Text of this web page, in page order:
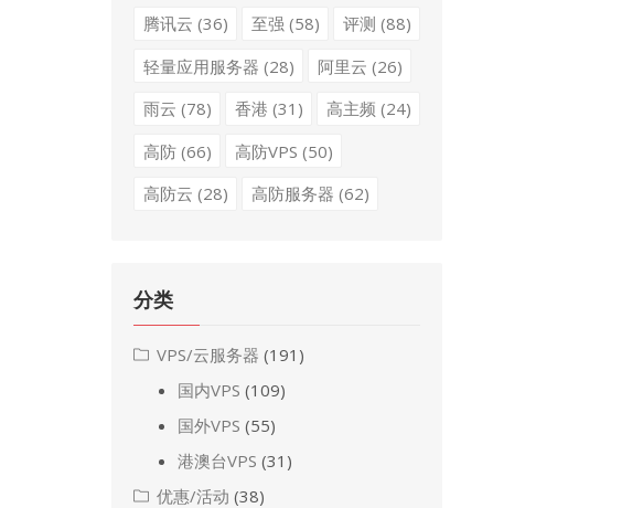
腾讯云 (36) 至强 (58) 评测 (88)
轻量应用服务器 (28) 阿里云 (26)
雨云 (78) 香港 (31) 高主频 (24)
高防(66) 高防VPS (50)
高防云 (28) 高防服务器 (62)
分类
VPS/云服务器 (191)
国内VPS (109)
国外VPS (55)
港澳台VPS (31)
优惠/活动 (38)